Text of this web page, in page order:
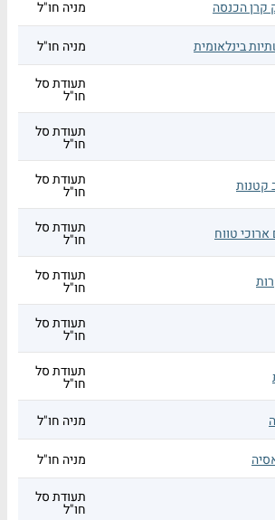
קרן הכנסה מניה חו"ל
בינלאומית מניה חו"ל
תעודת סל
חו"ל
תעודת סל
חו"ל
קטנות תעודת סל
חו"ל
ארוכי טווח תעודת סל
חו"ל
תעודת סל
חו"ל
תעודת סל
חו"ל
תעודת סל
חו"ל
מניה חו"ל
מניה חו"ל
תעודת סל
חו"ל